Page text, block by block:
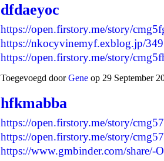
dfdaeyoc
https://open.firstory.me/story/
https://nkocyvinemyf.exblog.jp/
https://open.firstory.me/story/
Toegevoegd doorGene op 29 September
hfkmabba
https://open.firstory.me/story/
https://open.firstory.me/story/
https://www.gmbinder.com/